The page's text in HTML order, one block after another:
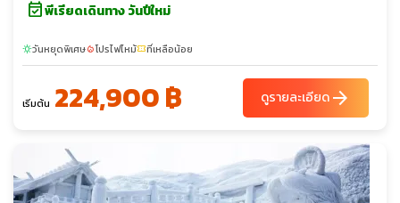
ที่ห้าง NK - ชมเมืองซิกทูน่า
event_availableพีเรียดเดินทาง วันปีใหม่
sunnyวันหยุดพิเศษlocal_fire_departmentโปรไฟไหม้confirmation_numberที่เหลือน้อย
เริ่มต้น 224,900 ฿ ดูรายละเอียดarrow_forward